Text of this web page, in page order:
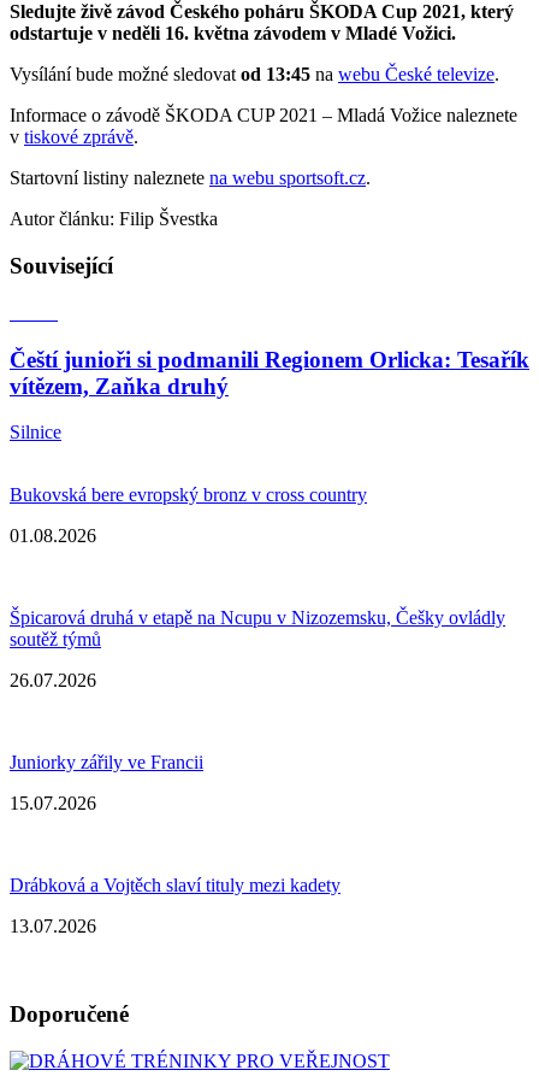
Sledujte živě závod Českého poháru ŠKODA Cup 2021, který
odstartuje v neděli 16. května závodem v Mladé Vožici.
Vysílání bude možné sledovat od 13:45 na webu České televize.
Informace o závodě ŠKODA CUP 2021 – Mladá Vožice naleznete
v tiskové zprávě.
Startovní listiny naleznete na webu sportsoft.cz.
Autor článku: Filip Švestka
Související
Čeští junioři si podmanili Regionem Orlicka: Tesařík
vítězem, Zaňka druhý
Silnice
Bukovská bere evropský bronz v cross country
01.08.2026
Špicarová druhá v etapě na Ncupu v Nizozemsku, Češky ovládly
soutěž týmů
26.07.2026
Juniorky zářily ve Francii
15.07.2026
Drábková a Vojtěch slaví tituly mezi kadety
13.07.2026
Doporučené